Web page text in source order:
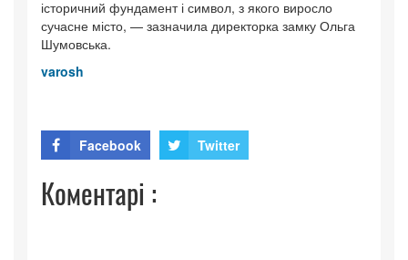
історичний фундамент і символ, з якого виросло
сучасне місто, — зазначила директорка замку Ольга
Шумовська.
varosh
Facebook Twitter
Коментарі :